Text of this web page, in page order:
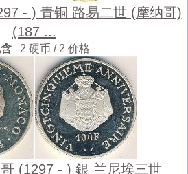
- ) 青铜 路易二世 (摩纳哥)
(187 ...
含 2 硬币 / 2 价格
(1297 - ) 銀 兰尼埃三世